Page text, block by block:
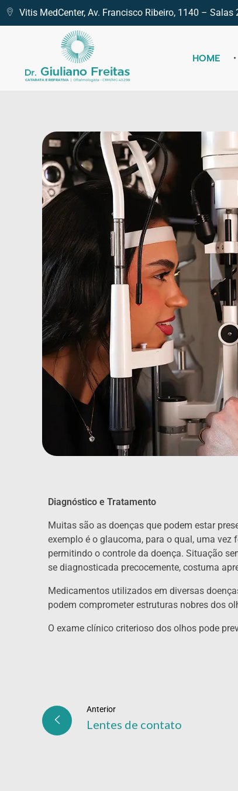
Vitis MedCenter, Av. Francisco Ribeiro, 1140 –
HOME
Diagnóstico e Tratamento
Muitas são as doenças que podem estar
exemplo é o glaucoma, para o qual, uma
permitindo o controle da doença. Situação
se diagnosticada precocemente, costuma
Medicamentos utilizados em diversas
podem comprometer estruturas nobres dos
O exame clínico criterioso dos olhos pode
Anterior
Lentes de contato